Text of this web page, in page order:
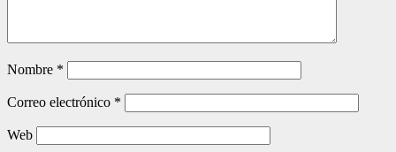
Nombre *
Correo electrónico *
Web